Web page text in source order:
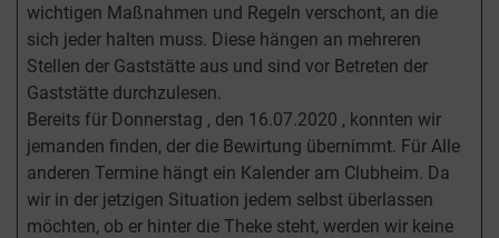
wichtigen Maßnahmen und Regeln verschont, an die
sich jeder halten muss. Diese hängen an mehreren
Stellen der Gaststätte aus und sind vor Betreten der
Gaststätte durchzulesen.
Bereits für Donnerstag , den 16.07.2020 , konnten wir
jemanden finden, der die Bewirtung übernimmt. Für Alle
anderen Termine hängt ein Kalender am Clubheim. Da
wir in der jetzigen Situation jedem selbst überlassen
möchten, ob er hinter die Theke steht, werden wir keine